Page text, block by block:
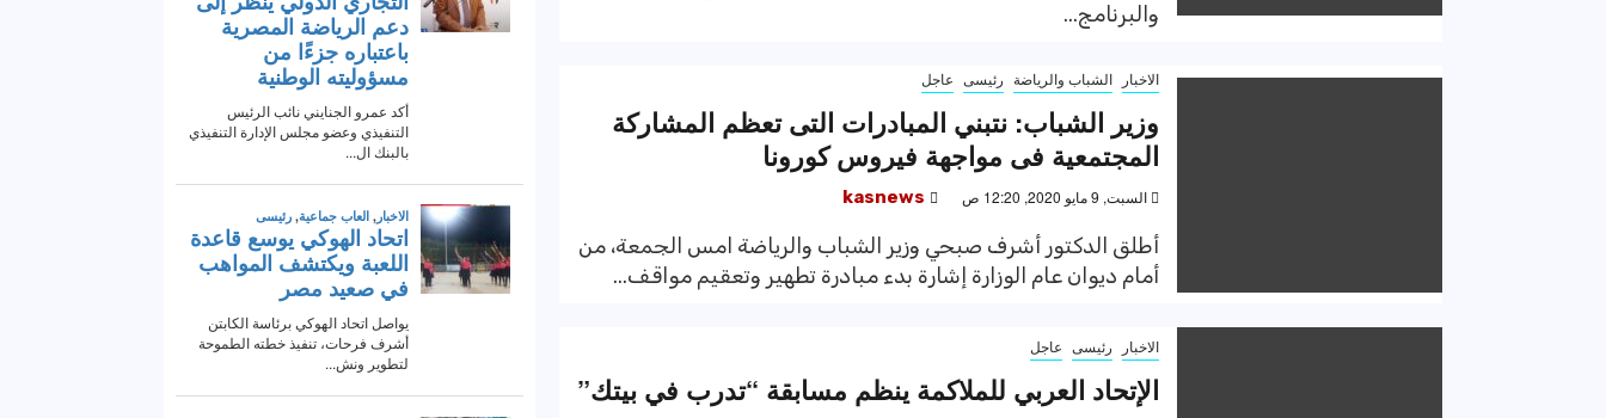
والبرنامج...
الاخبار الشباب والرياضة رئيسى عاجل
وزير الشباب: نتبني المبادرات التى تعظم المشاركة
المجتمعية فى مواجهة فيروس كورونا
السبت, 9 مايو 2020, 12:20 ص kasnews
أطلق الدكتور أشرف صبحي وزير الشباب والرياضة امس الجمعة، من
أمام ديوان عام الوزارة إشارة بدء مبادرة تطهير وتعقيم مواقف...
الاخبار رئيسى عاجل
الإتحاد العربي للملاكمة ينظم مسابقة “تدرب في بيتك”